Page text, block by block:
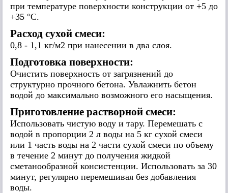
при температуре поверхности конструкции от +5 до
+35 °С.
Расход сухой смеси:
0,8 - 1,1 кг/м2 при нанесении в два слоя.
Подготовка поверхности:
Очистить поверхность от загрязнений до
структурно прочного бетона. Увлажнить бетон
водой до максимально возможного его насыщения.
Приготовление растворной смеси:
Использовать чистую воду и тару. Перемешать с
водой в пропорции 2 л воды на 5 кг сухой смеси
или 1 часть воды на 2 части сухой смеси по объему
в течение 2 минут до получения жидкой
сметанообразной консистенции. Использовать за 30
минут, регулярно перемешивая без добавления
воды.